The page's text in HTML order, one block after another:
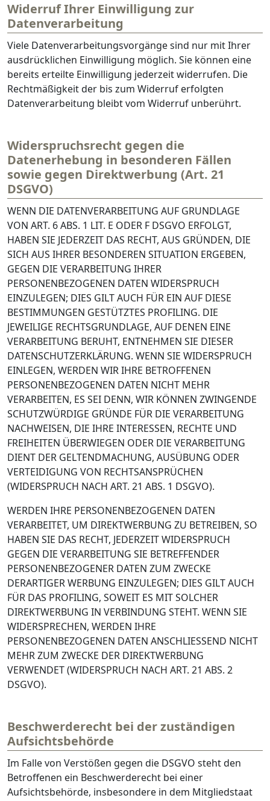
Widerruf Ihrer Einwilligung zur
Datenverarbeitung
Viele Datenverarbeitungsvorgänge sind nur mit Ihrer
ausdrücklichen Einwilligung möglich. Sie können eine
bereits erteilte Einwilligung jederzeit widerrufen. Die
Rechtmäßigkeit der bis zum Widerruf erfolgten
Datenverarbeitung bleibt vom Widerruf unberührt.
Widerspruchsrecht gegen die
Datenerhebung in besonderen Fällen
sowie gegen Direktwerbung (Art. 21
DSGVO)
WENN DIE DATENVERARBEITUNG AUF GRUNDLAGE
VON ART. 6 ABS. 1 LIT. E ODER F DSGVO ERFOLGT,
HABEN SIE JEDERZEIT DAS RECHT, AUS GRÜNDEN, DIE
SICH AUS IHRER BESONDEREN SITUATION ERGEBEN,
GEGEN DIE VERARBEITUNG IHRER
PERSONENBEZOGENEN DATEN WIDERSPRUCH
EINZULEGEN; DIES GILT AUCH FÜR EIN AUF DIESE
BESTIMMUNGEN GESTÜTZTES PROFILING. DIE
JEWEILIGE RECHTSGRUNDLAGE, AUF DENEN EINE
VERARBEITUNG BERUHT, ENTNEHMEN SIE DIESER
DATENSCHUTZERKLÄRUNG. WENN SIE WIDERSPRUCH
EINLEGEN, WERDEN WIR IHRE BETROFFENEN
PERSONENBEZOGENEN DATEN NICHT MEHR
VERARBEITEN, ES SEI DENN, WIR KÖNNEN ZWINGENDE
SCHUTZWÜRDIGE GRÜNDE FÜR DIE VERARBEITUNG
NACHWEISEN, DIE IHRE INTERESSEN, RECHTE UND
FREIHEITEN ÜBERWIEGEN ODER DIE VERARBEITUNG
DIENT DER GELTENDMACHUNG, AUSÜBUNG ODER
VERTEIDIGUNG VON RECHTSANSPRÜCHEN
(WIDERSPRUCH NACH ART. 21 ABS. 1 DSGVO).
WERDEN IHRE PERSONENBEZOGENEN DATEN
VERARBEITET, UM DIREKTWERBUNG ZU BETREIBEN, SO
HABEN SIE DAS RECHT, JEDERZEIT WIDERSPRUCH
GEGEN DIE VERARBEITUNG SIE BETREFFENDER
PERSONENBEZOGENER DATEN ZUM ZWECKE
DERARTIGER WERBUNG EINZULEGEN; DIES GILT AUCH
FÜR DAS PROFILING, SOWEIT ES MIT SOLCHER
DIREKTWERBUNG IN VERBINDUNG STEHT. WENN SIE
WIDERSPRECHEN, WERDEN IHRE
PERSONENBEZOGENEN DATEN ANSCHLIESSEND NICHT
MEHR ZUM ZWECKE DER DIREKTWERBUNG
VERWENDET (WIDERSPRUCH NACH ART. 21 ABS. 2
DSGVO).
Beschwerde­recht bei der zuständigen
Aufsichts­behörde
Im Falle von Verstößen gegen die DSGVO steht den
Betroffenen ein Beschwerderecht bei einer
Aufsichtsbehörde, insbesondere in dem Mitgliedstaat